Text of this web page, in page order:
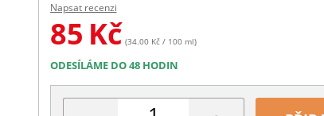
Napsat recenzi
85 Kč (34.00 Kč / 100 ml)
ODESÍLÁME DO 48 HODIN